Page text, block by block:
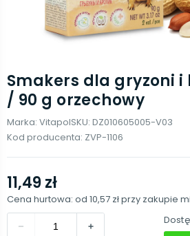
Smakers dla gryzoni i
/ 90 g orzechowy
Marka: VitapolSKU: DZ010605005-V03
Kod producenta: ZVP-1106
11,49 zł
Cena hurtowa: od 10,57 złprzy zakupie